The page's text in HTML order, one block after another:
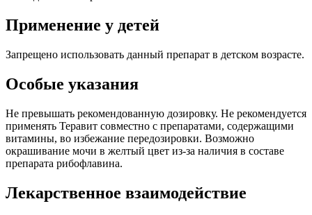
Применение у детей
Запрещено использовать данный препарат в детском возрасте.
Особые указания
Не превышать рекомендованную дозировку. Не рекомендуется
применять Теравит совместно с препаратами, содержащими
витамины, во избежание передозировки. Возможно
окрашивание мочи в желтый цвет из-за наличия в составе
препарата рибофлавина.
Лекарственное взаимодействие